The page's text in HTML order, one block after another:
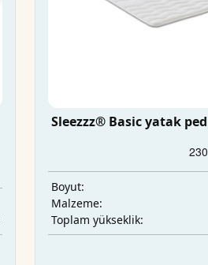
Sleezzz® Basic yatak
Boyut:
Malzeme:
Toplam yükseklik: